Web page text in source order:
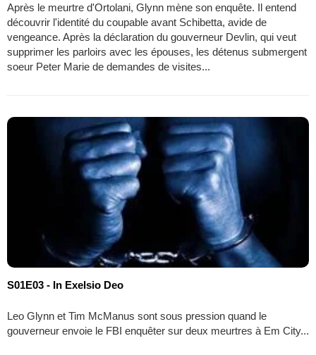
Après le meurtre d'Ortolani, Glynn mène son enquête. Il entend
découvrir l'identité du coupable avant Schibetta, avide de
vengeance. Après la déclaration du gouverneur Devlin, qui veut
supprimer les parloirs avec les épouses, les détenus submergent
soeur Peter Marie de demandes de visites...
S01E03 - In Exelsio Deo
Leo Glynn et Tim McManus sont sous pression quand le
gouverneur envoie le FBI enquêter sur deux meurtres à Em City...